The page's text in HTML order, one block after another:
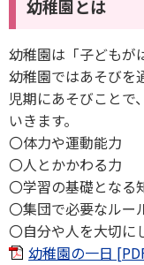
幼稚園とは
幼稚園は「子どもが
幼稚園ではあそびを
児期にあそびことで
いきます。
〇体力や運動能力
〇人とかかわる力
〇学習の基礎となる
〇集団で必要なルー
〇自分や人を大切に
幼稚園の一日